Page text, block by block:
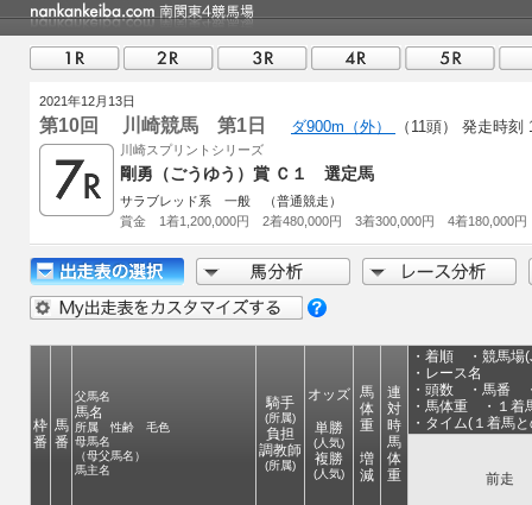
2021年12月13日
第10回 川崎競馬 第1日 ダ900m（外） （11頭） 発走時刻
川崎スプリントシリーズ
剛勇（ごうゆう）賞 Ｃ１ 選定馬
サラブレッド系 一般 （普通競走）
賞金 1着1,200,000円 2着480,000円 3着300,000円 4着180,000円
枠
番
馬
番
父馬名
馬名
所属 性齢 毛色
母馬名
（母父馬名）
馬主名
騎手
(所属)
負担
調教師
(所属)
オッズ
単勝
(人気)
複勝
(人気)
馬
体
重
増
減
連
対
時
馬
体
重
・着順 ・競馬場
・レース名
・頭数 ・馬番
・馬体重 ・１着
・タイム(１着馬
前走